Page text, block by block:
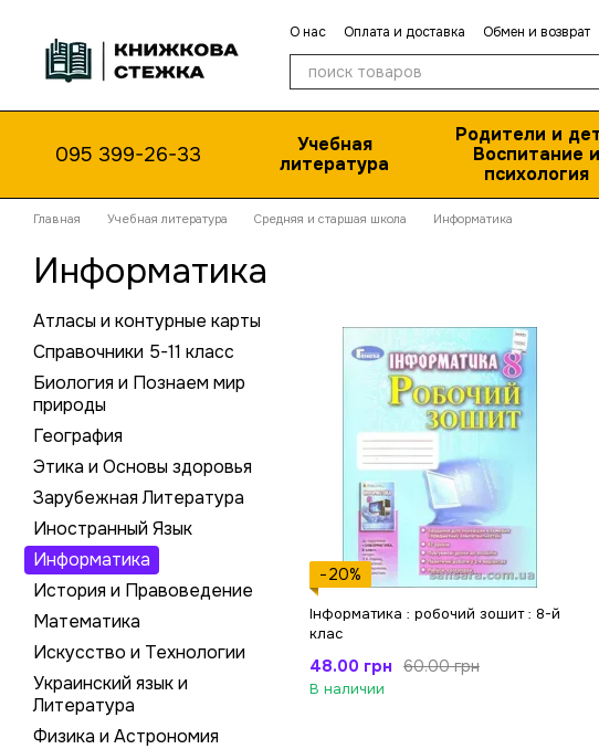
О нас Оплата и доставка Обмен и возврат
Публичная оферта
095 399-26-33
Учебная
литература
Родители и
Воспитание и
психология
Главная Учебная литература Средняя и старшая школа Информатика
Информатика
−20%
Інформатика : робочий зошит : 8-й
клас
60.00 грн
48.00 грн
В наличии
Атласы и контурные карты
Справочники 5-11 класс
Биология и Познаем мир
природы
География
Этика и Основы здоровья
Зарубежная Литература
Иностранный Язык
Информатика
История и Правоведение
Математика
Искусство и Технологии
Украинский язык и
Литература
Физика и Астрономия